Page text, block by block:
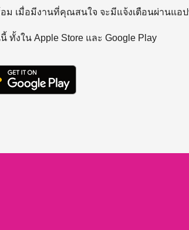
ม เมื่อมีงานที่คุณสนใจ จะมีแจ้งเตือนผ่านแ
ทั้งใน Apple Store และ Google Play